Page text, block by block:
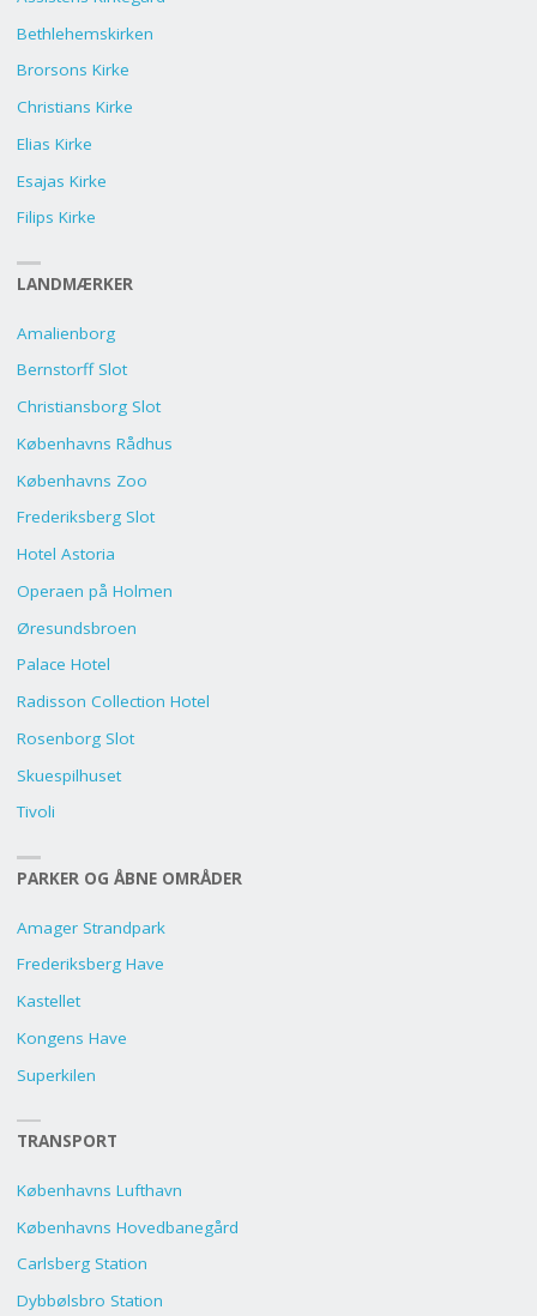
Bethlehemskirken
Brorsons Kirke
Christians Kirke
Elias Kirke
Esajas Kirke
Filips Kirke
LANDMÆRKER
Amalienborg
Bernstorff Slot
Christiansborg Slot
Københavns Rådhus
Københavns Zoo
Frederiksberg Slot
Hotel Astoria
Operaen på Holmen
Øresundsbroen
Palace Hotel
Radisson Collection Hotel
Rosenborg Slot
Skuespilhuset
Tivoli
PARKER OG ÅBNE OMRÅDER
Amager Strandpark
Frederiksberg Have
Kastellet
Kongens Have
Superkilen
TRANSPORT
Københavns Lufthavn
Københavns Hovedbanegård
Carlsberg Station
Dybbølsbro Station